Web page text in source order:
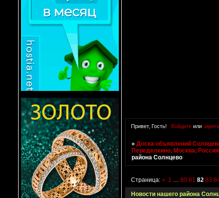
Привет, Гость! Войдитеили
»Доска объявлений
Переделкино, Москва, Россия
района Солнцево
Новости нашего района
Страница:« 1 … 80 81 82 83